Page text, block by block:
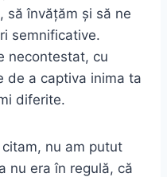
să învățăm și să ne
semnificative.
necontestat, cu
de a captiva inima ta
diferite.
nu am putut
nu era în regulă, că